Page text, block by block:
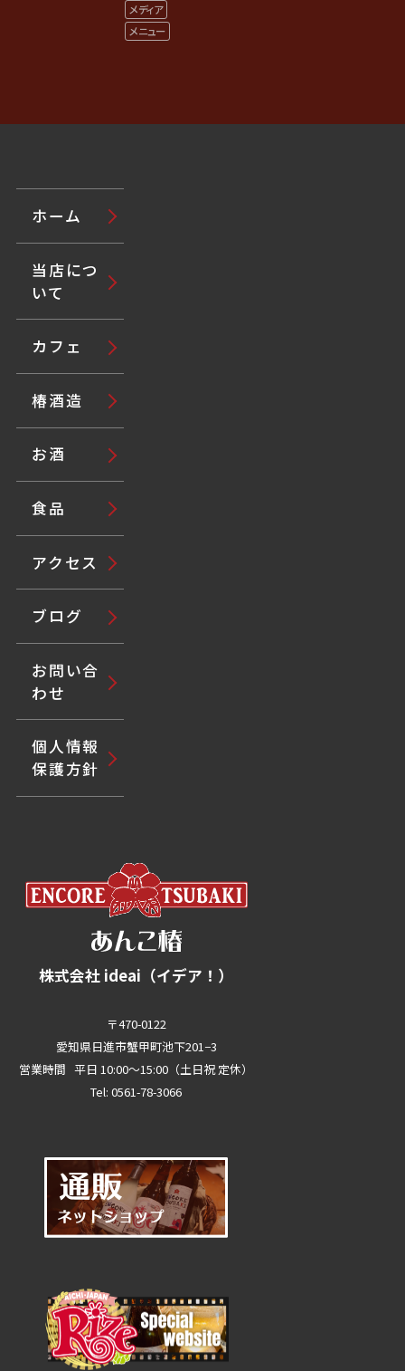
0561-78-3066
メディア
メニュー
ホーム
当店につ
いて
カフェ
椿酒造
お酒
食品
アクセス
ブログ
お問い合
わせ
個人情報
保護方針
株式会社 ideai（イデア！）
〒470-0122
愛知県日進市蟹甲町池下201−3
営業時間 平日 10:00～15:00（土日祝 定休）
Tel: 0561-78-3066